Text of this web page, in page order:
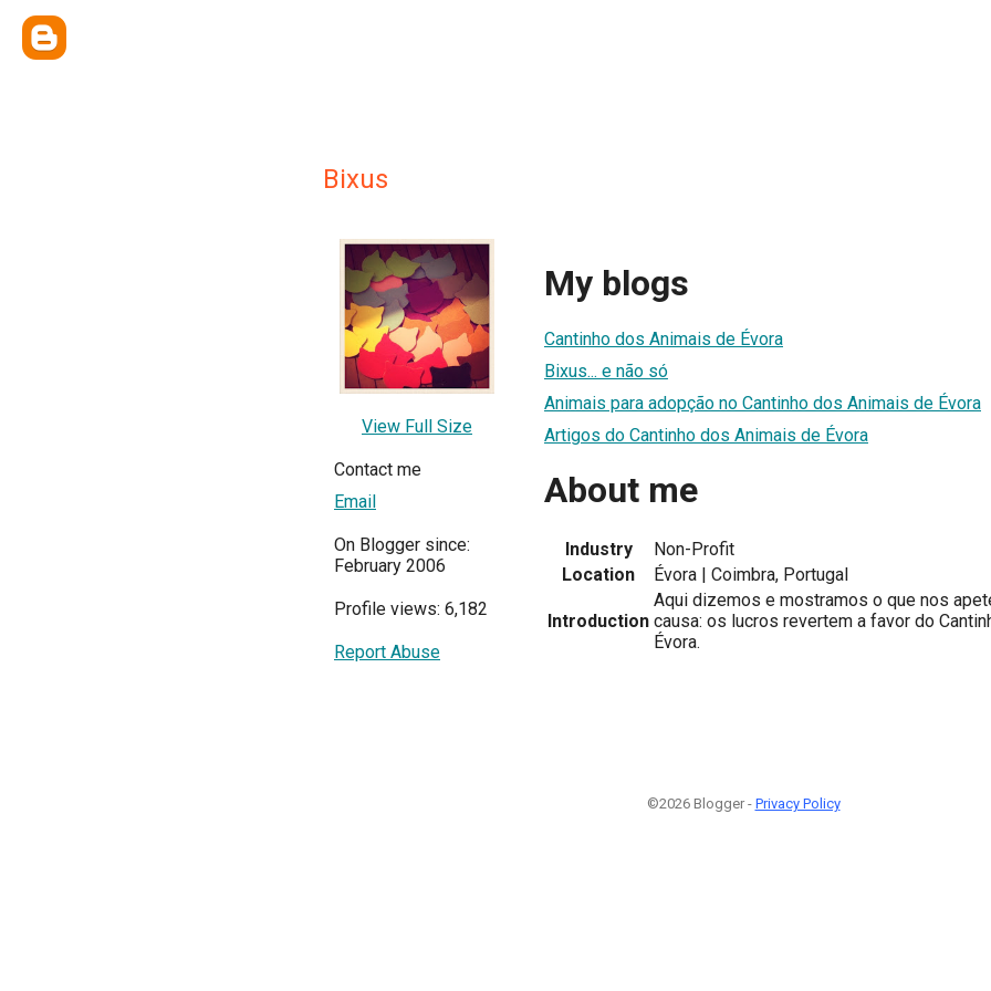
Bixus
View Full Size
Contact me
Email
On Blogger since:
February 2006
Profile views: 6,182
Report Abuse
My blogs
Cantinho dos Animais de Évora
Bixus... e não só
Animais para adopção no Cantinho dos Animais de Évora
Artigos do Cantinho dos Animais de Évora
About me
Industry
Non-Profit
Location
Évora | Coimbra, Portugal
Introduction
Aqui dizemos e mostramos o que nos
causa: os lucros revertem a favor do
Évora.
©2026 Blogger - Privacy Policy